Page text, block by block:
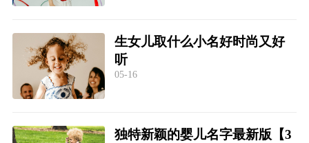
生女儿取什么小名好时尚又好
听
05-16
独特新颖的婴儿名字最新版【3